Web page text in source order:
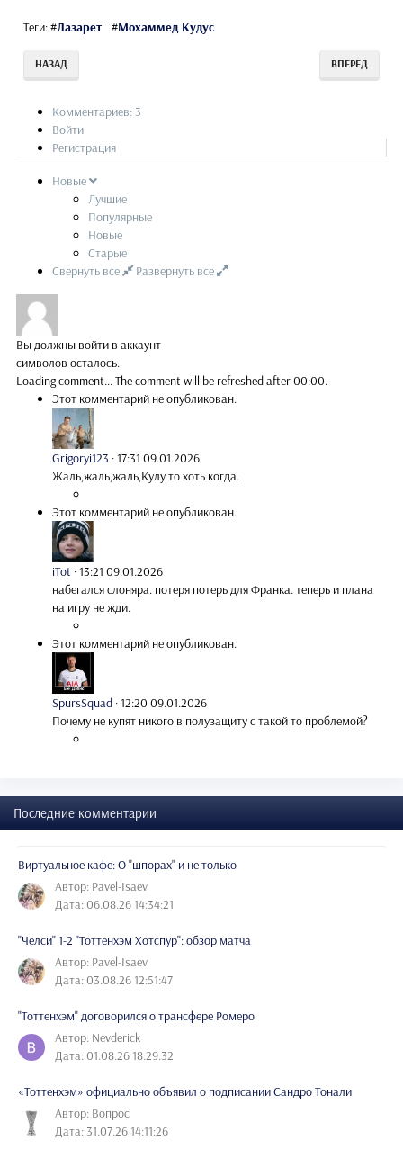
Теги:#Лазарет #Мохаммед Кудус
НАЗАД ВПЕРЕД
Комментариев: 3
Войти
Регистрация
Новые
Лучшие
Популярные
Новые
Старые
Свернуть все
Развернуть все
Вы должны войти в аккаунт
символов осталось.
Loading comment...The comment will be refreshed after00:00.
Этот комментарий не опубликован.
Grigoryi123 ·17:31 09.01.2026
Жаль,жаль,жаль,Кулу то хоть когда.
Этот комментарий не опубликован.
iTot ·13:21 09.01.2026
набегался слоняра. потеря потерь для Франка. теперь и плана
на игру не жди.
Этот комментарий не опубликован.
SpursSquad ·12:20 09.01.2026
Почему не купят никого в полузащиту с такой то проблемой?
Последние комментарии
Виртуальное кафе: О "шпорах" и не только
Автор: Pavel-Isaev
Дата: 06.08.26 14:34:21
"Челси" 1-2 "Тоттенхэм Хотспур": обзор матча
Автор: Pavel-Isaev
Дата: 03.08.26 12:51:47
"Тоттенхэм" договорился о трансфере Ромеро
Автор: Nevderick
Дата: 01.08.26 18:29:32
«Тоттенхэм» официально объявил о подписании Сандро Тонали
Автор: Вопрос
Дата: 31.07.26 14:11:26